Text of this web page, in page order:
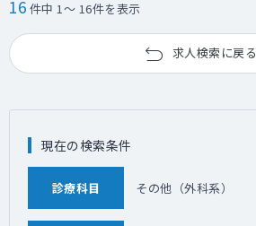
16 件中 1～ 16件を表示
求人検索に戻る
現在の検索条件
診療科目 その他（外科系）